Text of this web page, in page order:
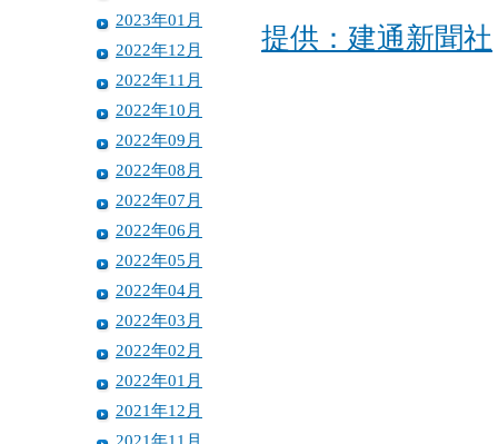
2023年01月
2022年12月
2022年11月
2022年10月
2022年09月
2022年08月
2022年07月
2022年06月
2022年05月
2022年04月
2022年03月
2022年02月
2022年01月
2021年12月
2021年11月
提供：建通新聞社